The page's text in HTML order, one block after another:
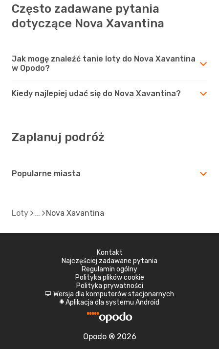
Często zadawane pytania
dotyczące Nova Xavantina
Jak mogę znaleźć tanie loty do Nova Xavantina
w Opodo?
Kiedy najlepiej udać się do Nova Xavantina?
Zaplanuj podróż
Popularne miasta
Loty Nova Xavantina
Kontakt
Najczęściej zadawane pytania
Regulamin ogólny
Polityka plików cookie
Polityka prywatności
d Wersja dla komputerów stacjonarnych
A Aplikacja dla systemu Android
Opodo ® 2026